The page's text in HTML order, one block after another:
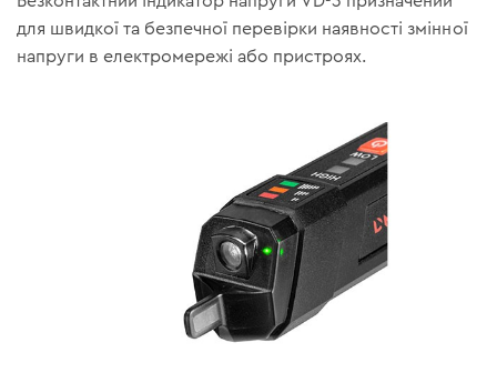
для швидкої та безпечної перевірки наявності змінної
напруги в електромережі або пристроях.